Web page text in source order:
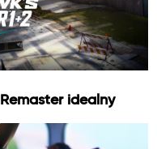
idealny